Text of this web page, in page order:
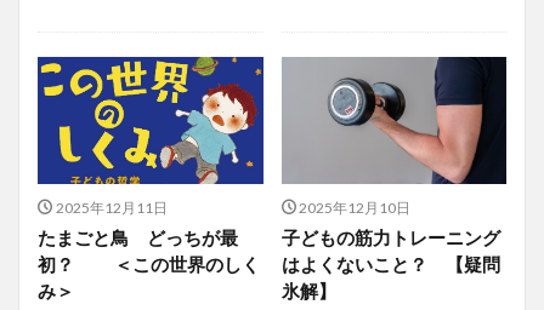
2025年12月11日
たまごと鳥 どっちが最
初？ ＜この世界のしく
み＞
2025年12月10日
子どもの筋力トレーニング
はよくないこと？ 【疑問
氷解】